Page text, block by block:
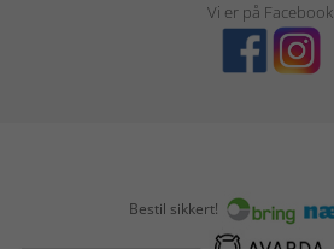
Vi er på Facebook
Bestil sikkert!